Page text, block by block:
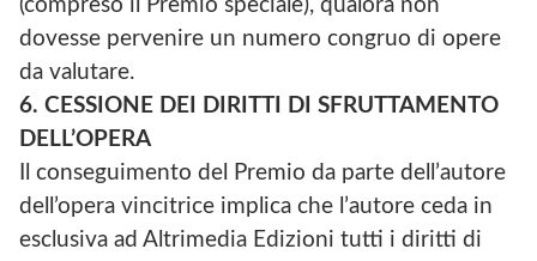
(compreso il Premio speciale), qualora non
dovesse pervenire un numero congruo di opere
da valutare.
6. CESSIONE DEI DIRITTI DI SFRUTTAMENTO
DELL’OPERA
Il conseguimento del Premio da parte dell’autore
dell’opera vincitrice implica che l’autore ceda in
esclusiva ad Altrimedia Edizioni tutti i diritti di